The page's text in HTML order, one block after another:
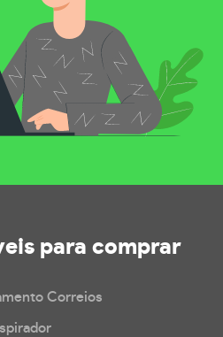
para comprar
Correios